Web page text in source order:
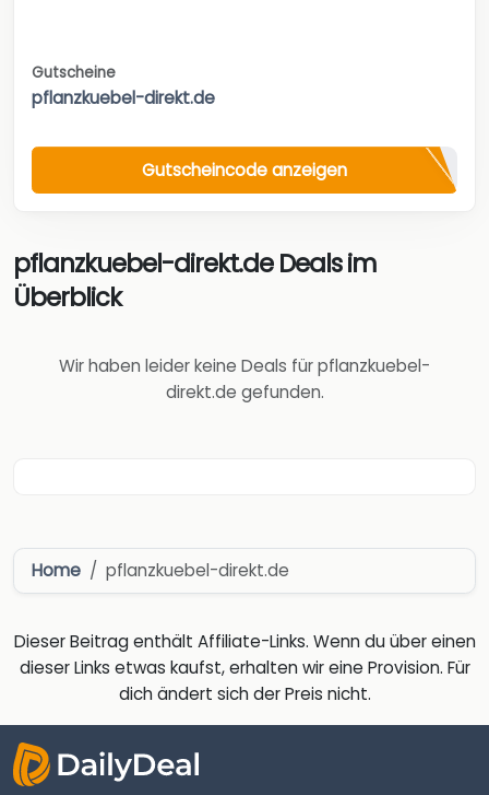
Gutscheine
pflanzkuebel-direkt.de
Gutscheincode anzeigen
pflanzkuebel-direkt.de Deals im
Überblick
Wir haben leider keine Deals für pflanzkuebel-
direkt.de gefunden.
Home pflanzkuebel-direkt.de
Dieser Beitrag enthält Affiliate-Links. Wenn du über einen
dieser Links etwas kaufst, erhalten wir eine Provision. Für
dich ändert sich der Preis nicht.